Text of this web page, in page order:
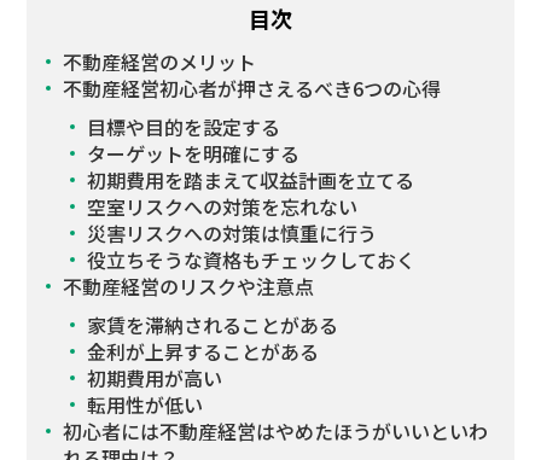
目次
不動産経営のメリット
不動産経営初心者が押さえるべき6つの心得
目標や目的を設定する
ターゲットを明確にする
初期費用を踏まえて収益計画を立てる
空室リスクへの対策を忘れない
災害リスクへの対策は慎重に行う
役立ちそうな資格もチェックしておく
不動産経営のリスクや注意点
家賃を滞納されることがある
金利が上昇することがある
初期費用が高い
転用性が低い
初心者には不動産経営はやめたほうがいいといわ